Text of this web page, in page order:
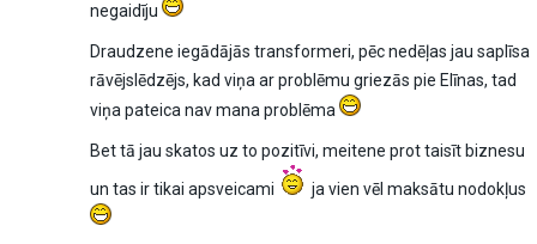
negaidīju
Draudzene iegādājās transformeri, pēc nedēļas jau saplīsa
rāvējslēdzējs, kad viņa ar problēmu griezās pie Elīnas, tad
viņa pateica nav mana problēma
Bet tā jau skatos uz to pozitīvi, meitene prot taisīt biznesu
un tas ir tikai apsveicami
ja vien vēl maksātu nodokļus